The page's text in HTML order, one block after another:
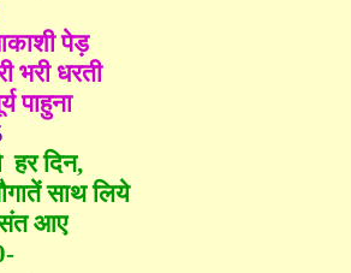
पेड़
भरी धरती
पाहुना
हर दिन,
साथ लिये
आए